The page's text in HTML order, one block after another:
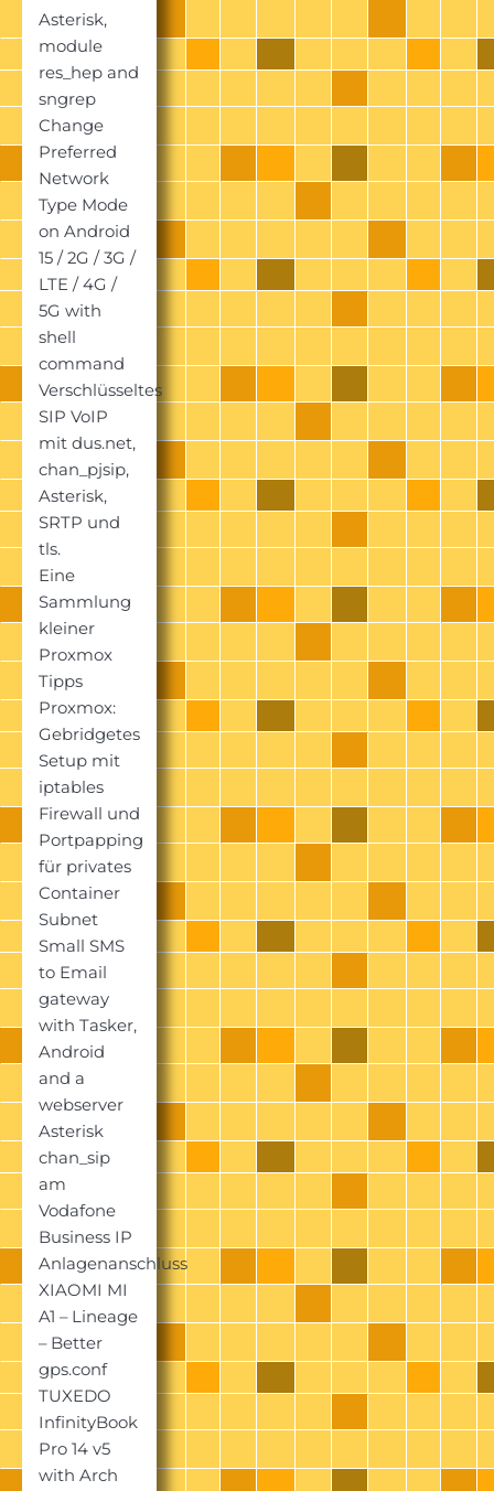
Asterisk,
module
res_hep and
sngrep
Change
Preferred
Network
Type Mode
on Android
15 / 2G / 3G /
LTE / 4G /
5G with
shell
command
Verschlüsseltes
SIP VoIP
mit dus.net,
chan_pjsip,
Asterisk,
SRTP und
tls.
Eine
Sammlung
kleiner
Proxmox
Tipps
Proxmox:
Gebridgetes
Setup mit
iptables
Firewall und
Portpapping
für privates
Container
Subnet
Small SMS
to Email
gateway
with Tasker,
Android
and a
webserver
Asterisk
chan_sip
am
Vodafone
Business IP
Anlagenanschluss
XIAOMI MI
A1 – Lineage
– Better
gps.conf
TUXEDO
InfinityBook
Pro 14 v5
with Arch